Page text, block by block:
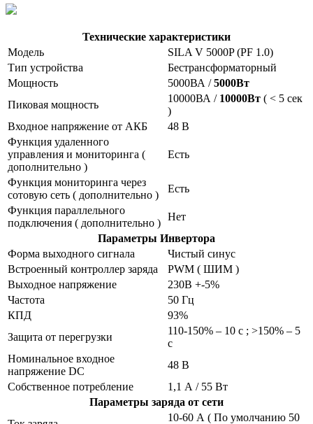
Технические характеристики
Модель
SILA V 5000P (PF 1.0)
Тип устройства
Бестрансформаторный
Мощность
5000ВА /5000Вт
Пиковая мощность
10000ВА / 10000Вт ( < 5 сек
)
Входное напряжение от АКБ
48 В
Функция удаленного
управления и мониторинга (
дополнительно )
Есть
Функция мониторинга через
сотовую сеть ( дополнительно )
Есть
Функция параллельного
подключения ( дополнительно )
Нет
Параметры Инвертора
Форма выходного сигнала
Чистый синус
Встроенный контроллер заряда
PWM ( ШИМ )
Выходное напряжение
230В +-5%
Частота
50 Гц
КПД
93%
Защита от перегрузки
110-150% – 10 с ; >150% – 5
с
Номинальное входное
напряжение DC
48 В
Собственное потребление
1,1 А / 55 Вт
Параметры заряда от сети
10-60 А ( По умолчанию 50